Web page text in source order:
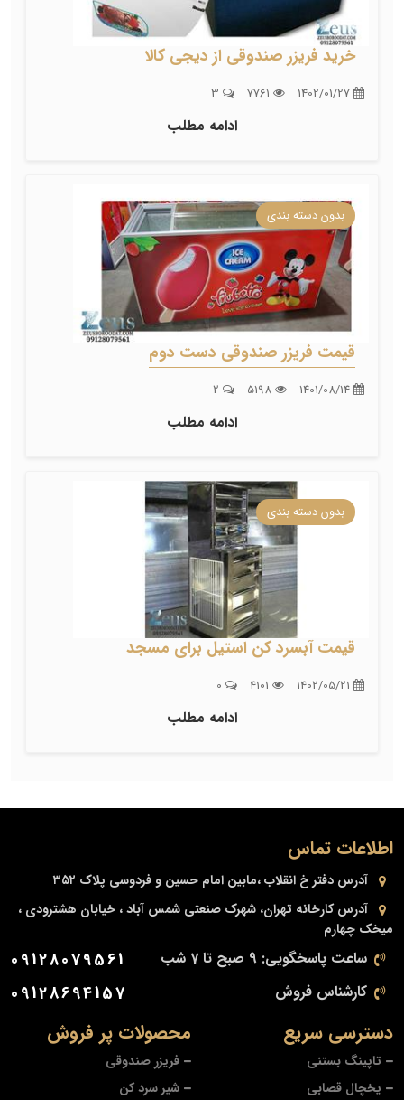
خرید فریزر صندوقی از دیجی کالا
ادامه مطلب
بدون دسته بندی
قیمت فریزر صندوقی دست دوم
ادامه مطلب
بدون دسته بندی
قیمت آبسرد کن استیل برای مسجد
ادامه مطلب
محصولات پر فروش
فریزر صندوقی
شیر سرد کن
دسترسی سریع
تاپینگ بستنی
یخچال قصابی
اطلاعات تماس
آدرس دفتر خ انقلاب ،مابین امام حسین و فردوسی پلاک ۳۵۲
آدرس کارخانه تهران، شهرک صنعتی شمس آباد ، خیابان هشترودی ،
میخک چهارم
ساعت پاسخگویی: 9 صبح تا 7 شب 09128079561
کارشناس فروش 09128694157